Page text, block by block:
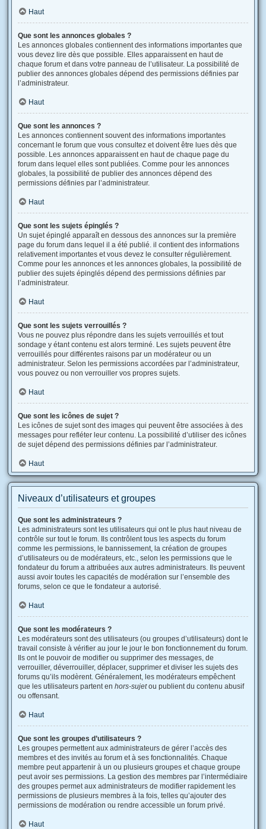
Haut
Que sont les annonces globales ?
Les annonces globales contiennent des informations importantes que
vous devez lire dès que possible. Elles apparaissent en haut de
chaque forum et dans votre panneau de l’utilisateur. La possibilité de
publier des annonces globales dépend des permissions définies par
l’administrateur.
Haut
Que sont les annonces ?
Les annonces contiennent souvent des informations importantes
concernant le forum que vous consultez et doivent être lues dès que
possible. Les annonces apparaissent en haut de chaque page du
forum dans lequel elles sont publiées. Comme pour les annonces
globales, la possibilité de publier des annonces dépend des
permissions définies par l’administrateur.
Haut
Que sont les sujets épinglés ?
Un sujet épinglé apparaît en dessous des annonces sur la première
page du forum dans lequel il a été publié. il contient des informations
relativement importantes et vous devez le consulter régulièrement.
Comme pour les annonces et les annonces globales, la possibilité de
publier des sujets épinglés dépend des permissions définies par
l’administrateur.
Haut
Que sont les sujets verrouillés ?
Vous ne pouvez plus répondre dans les sujets verrouillés et tout
sondage y étant contenu est alors terminé. Les sujets peuvent être
verrouillés pour différentes raisons par un modérateur ou un
administrateur. Selon les permissions accordées par l’administrateur,
vous pouvez ou non verrouiller vos propres sujets.
Haut
Que sont les icônes de sujet ?
Les icônes de sujet sont des images qui peuvent être associées à des
messages pour refléter leur contenu. La possibilité d’utiliser des icônes
de sujet dépend des permissions définies par l’administrateur.
Haut
Niveaux d’utilisateurs et groupes
Que sont les administrateurs ?
Les administrateurs sont les utilisateurs qui ont le plus haut niveau de
contrôle sur tout le forum. Ils contrôlent tous les aspects du forum
comme les permissions, le bannissement, la création de groupes
d’utilisateurs ou de modérateurs, etc., selon les permissions que le
fondateur du forum a attribuées aux autres administrateurs. Ils peuvent
aussi avoir toutes les capacités de modération sur l’ensemble des
forums, selon ce que le fondateur a autorisé.
Haut
Que sont les modérateurs ?
Les modérateurs sont des utilisateurs (ou groupes d’utilisateurs) dont le
travail consiste à vérifier au jour le jour le bon fonctionnement du forum.
Ils ont le pouvoir de modifier ou supprimer des messages, de
verrouiller, déverrouiller, déplacer, supprimer et diviser les sujets des
forums qu’ils modèrent. Généralement, les modérateurs empêchent
que les utilisateurs partent en hors-sujetou publient du contenu abusif
ou offensant.
Haut
Que sont les groupes d’utilisateurs ?
Les groupes permettent aux administrateurs de gérer l’accès des
membres et des invités au forum et à ses fonctionnalités. Chaque
membre peut appartenir à un ou plusieurs groupes et chaque groupe
peut avoir ses permissions. La gestion des membres par l’intermédiaire
des groupes permet aux administrateurs de modifier rapidement les
permissions de plusieurs membres à la fois, telles qu’ajouter des
permissions de modération ou rendre accessible un forum privé.
Haut